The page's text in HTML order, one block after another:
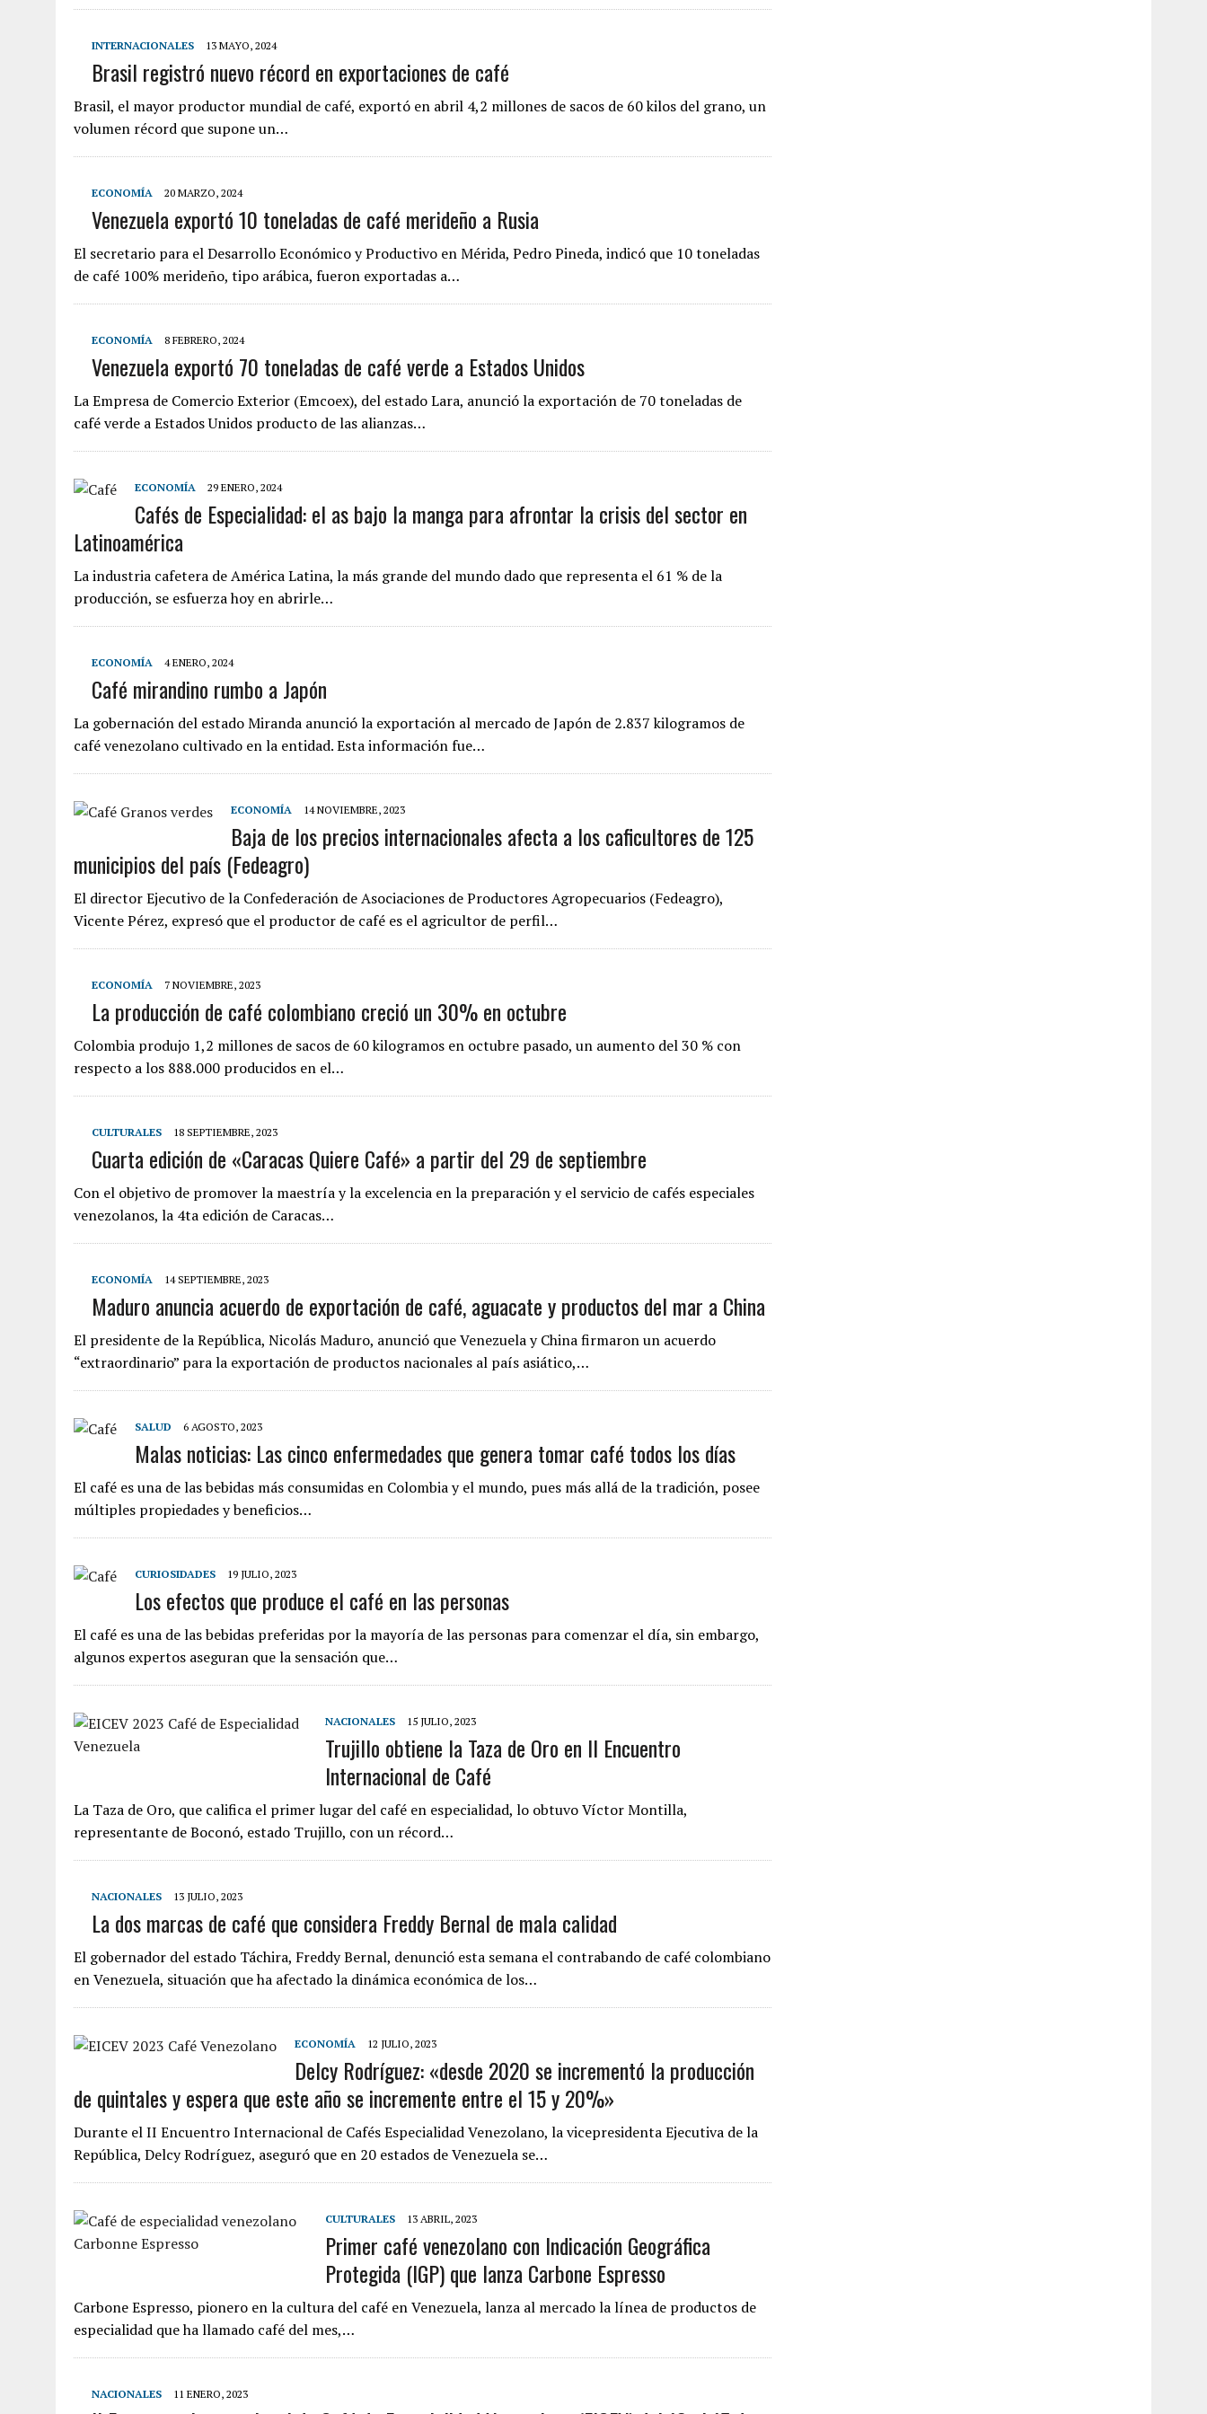
INTERNACIONALES 13 MAYO, 2024
Brasil registró nuevo récord en exportaciones de café
Brasil, el mayor productor mundial de café, exportó en abril 4,2 millones de sacos de 60 kilos del grano, un
volumen récord que supone un…
ECONOMÍA 20 MARZO, 2024
Venezuela exportó 10 toneladas de café merideño a Rusia
El secretario para el Desarrollo Económico y Productivo en Mérida, Pedro Pineda, indicó que 10 toneladas
de café 100% merideño, tipo arábica, fueron exportadas a…
ECONOMÍA 8 FEBRERO, 2024
Venezuela exportó 70 toneladas de café verde a Estados Unidos
La Empresa de Comercio Exterior (Emcoex), del estado Lara, anunció la exportación de 70 toneladas de
café verde a Estados Unidos producto de las alianzas…
ECONOMÍA 29 ENERO, 2024
Cafés de Especialidad: el as bajo la manga para afrontar la crisis del sector en
Latinoamérica
La industria cafetera de América Latina, la más grande del mundo dado que representa el 61 % de la
producción, se esfuerza hoy en abrirle…
ECONOMÍA 4 ENERO, 2024
Café mirandino rumbo a Japón
La gobernación del estado Miranda anunció la exportación al mercado de Japón de 2.837 kilogramos de
café venezolano cultivado en la entidad. Esta información fue…
ECONOMÍA 14 NOVIEMBRE, 2023
Baja de los precios internacionales afecta a los caficultores de 125
municipios del país (Fedeagro)
El director Ejecutivo de la Confederación de Asociaciones de Productores Agropecuarios (Fedeagro),
Vicente Pérez, expresó que el productor de café es el agricultor de perfil…
ECONOMÍA 7 NOVIEMBRE, 2023
La producción de café colombiano creció un 30% en octubre
Colombia produjo 1,2 millones de sacos de 60 kilogramos en octubre pasado, un aumento del 30 % con
respecto a los 888.000 producidos en el…
CULTURALES 18 SEPTIEMBRE, 2023
Cuarta edición de «Caracas Quiere Café» a partir del 29 de septiembre
Con el objetivo de promover la maestría y la excelencia en la preparación y el servicio de cafés especiales
venezolanos, la 4ta edición de Caracas…
ECONOMÍA 14 SEPTIEMBRE, 2023
Maduro anuncia acuerdo de exportación de café, aguacate y productos del mar a China
El presidente de la República, Nicolás Maduro, anunció que Venezuela y China firmaron un acuerdo
“extraordinario” para la exportación de productos nacionales al país asiático,…
SALUD 6 AGOSTO, 2023
Malas noticias: Las cinco enfermedades que genera tomar café todos los días
El café es una de las bebidas más consumidas en Colombia y el mundo, pues más allá de la tradición, posee
múltiples propiedades y beneficios…
CURIOSIDADES 19 JULIO, 2023
Los efectos que produce el café en las personas
El café es una de las bebidas preferidas por la mayoría de las personas para comenzar el día, sin embargo,
algunos expertos aseguran que la sensación que…
NACIONALES 15 JULIO, 2023
Trujillo obtiene la Taza de Oro en II Encuentro
Internacional de Café
La Taza de Oro, que califica el primer lugar del café en especialidad, lo obtuvo Víctor Montilla,
representante de Boconó, estado Trujillo, con un récord…
NACIONALES 13 JULIO, 2023
La dos marcas de café que considera Freddy Bernal de mala calidad
El gobernador del estado Táchira, Freddy Bernal, denunció esta semana el contrabando de café colombiano
en Venezuela, situación que ha afectado la dinámica económica de los…
ECONOMÍA 12 JULIO, 2023
Delcy Rodríguez: «desde 2020 se incrementó la producción
de quintales y espera que este año se incremente entre el 15 y 20%»
Durante el II Encuentro Internacional de Cafés Especialidad Venezolano, la vicepresidenta Ejecutiva de la
República, Delcy Rodríguez, aseguró que en 20 estados de Venezuela se…
CULTURALES 13 ABRIL, 2023
Primer café venezolano con Indicación Geográfica
Protegida (IGP) que lanza Carbone Espresso
Carbone Espresso, pionero en la cultura del café en Venezuela, lanza al mercado la línea de productos de
especialidad que ha llamado café del mes,…
NACIONALES 11 ENERO, 2023